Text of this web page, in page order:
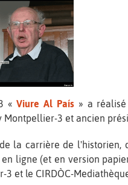
3 «Viure Al País » a
Montpellier-3 et ancien
la carrière de
ligne (et en version
3 et le CIRDÒC-